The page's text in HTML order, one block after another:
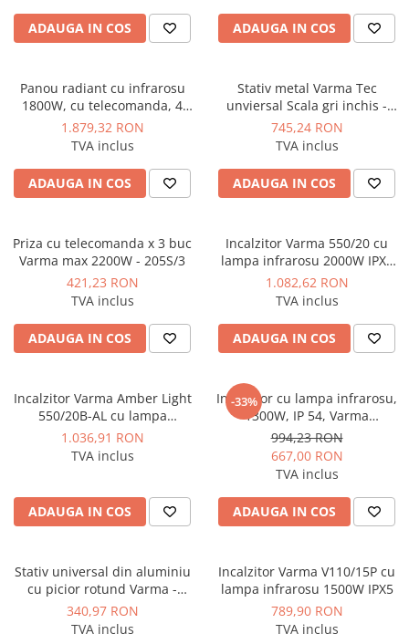
Panouri solare fotovoltaice
Ventilatie si climatizare
Perdele de aer
Ventiloconvectoare si sisteme VRF
Rooftop-uri pentru racire si
incalzire
Unitati motocondensante
Sisteme evaporative de climatizare
Ventilatoare pentru baie
Ventilatoare pentru tubulatura
Recuperatoare de caldura
Accesorii echipamente de
ventilatie si climatizare
Alimentare cu apa
Canalizare interioara
Canalizare pluviala
Distributie apa
Instalatii de gaz
ADAUGA IN COS ADAUGA IN COS
Panou radiant cu infrarosu
1800W, cu telecomanda, 4
trepte de putere, Evoclima EIH
18 R
1.879,32 RON
TVA inclus
ADAUGA IN COS
Stativ metal Varma Tec
unviersal Scala gri inchis -
201FM
745,24 RON
TVA inclus
ADAUGA IN COS
Priza cu telecomanda x 3 buc
Varma max 2200W - 205S/3
421,23 RON
TVA inclus
ADAUGA IN COS
Incalzitor Varma 550/20 cu
lampa infrarosu 2000W IPX5
IK08
1.082,62 RON
TVA inclus
ADAUGA IN COS
Incalzitor Varma Amber Light
550/20B-AL cu lampa
infrarosu 2000W IPX5
1.036,91 RON
TVA inclus
ADAUGA IN COS
-33%
Incalzitor cu lampa infrarosu,
1300W, IP 54, Varma
ECOWRN/7
994,23 RON
667,00 RON
TVA inclus
ADAUGA IN COS
Stativ universal din aluminiu
cu picior rotund Varma -
TRIPOD2
340,97 RON
TVA inclus
Incalzitor Varma V110/15P cu
lampa infrarosu 1500W IPX5
789,90 RON
TVA inclus